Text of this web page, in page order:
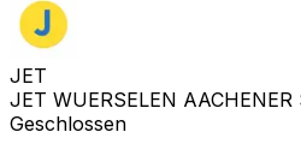
JET
JET WUERSELEN AACHENER
Geschlossen